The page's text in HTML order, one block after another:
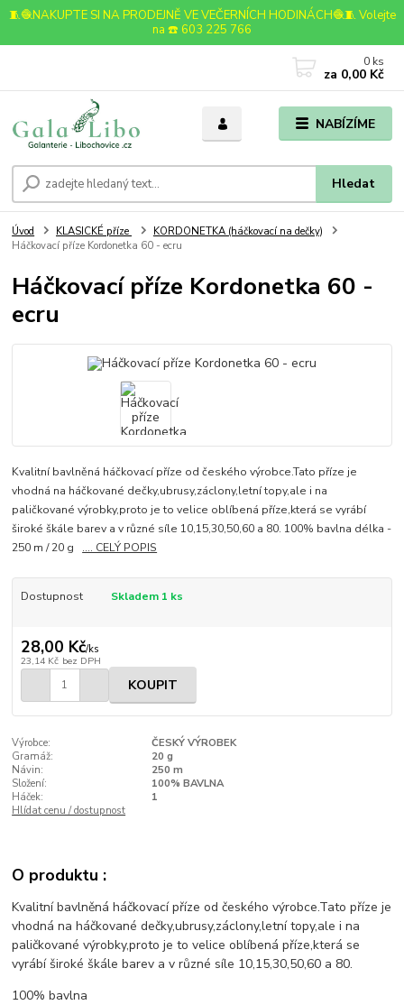
🧵🧶NAKUPTE SI NA PRODEJNĚ VE VEČERNÍCH HODINÁCH🧶🧵 Volejte
na ☎️ 603 225 766
NABÍZÍME
Hledat
0 ks
za 0,00 Kč
Úvod KLASICKÉ příze
KORDONETKA (háčkovací na dečky)
Háčkovací příze Kordonetka 60 - ecru
Háčkovací příze Kordonetka 60 -
ecru
Kvalitní bavlněná háčkovací příze od českého výrobce.Tato příze je
vhodná na háčkované dečky,ubrusy,záclony,letní topy,ale i na
paličkované výrobky,proto je to velice oblíbená příze,která se vyrábí
široké škále barev a v různé síle 10,15,30,50,60 a 80. 100% bavlna délka -
250 m / 20 g .... CELÝ POPIS
Dostupnost Skladem 1 ks
28,00 Kč/ks
23,14 Kč bez DPH
KOUPIT
Výrobce:
ČESKÝ VÝROBEK
Gramáž:
20 g
Návin:
250 m
Složení:
100% BAVLNA
Háček:
1
Hlídat cenu / dostupnost
O produktu :
Kvalitní bavlněná háčkovací příze od českého výrobce.Tato příze je
vhodná na háčkované dečky,ubrusy,záclony,letní topy,ale i na
paličkované výrobky,proto je to velice oblíbená příze,která se
vyrábí široké škále barev a v různé síle 10,15,30,50,60 a 80.
100% bavlna